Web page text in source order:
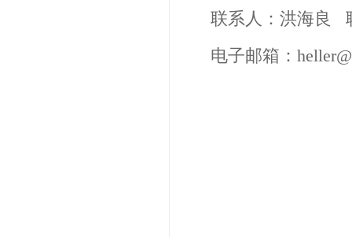
联系人： 洪海良
电子邮箱 ：